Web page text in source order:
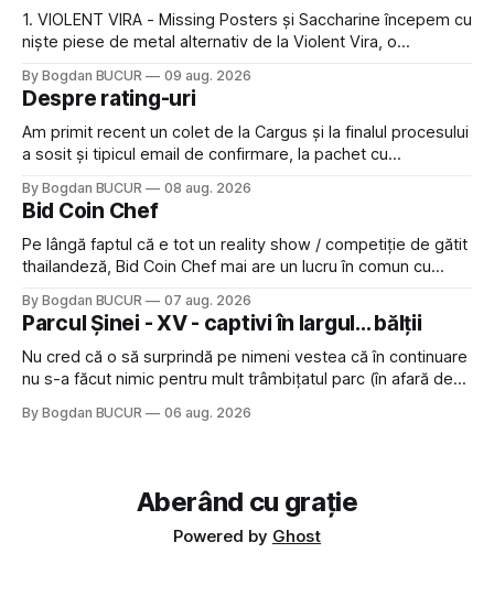
1. VIOLENT VIRA - Missing Posters și Saccharine începem cu
niște piese de metal alternativ de la Violent Vira, o
acest gen. E genul de muzică pe care îl ascultam cu plăcere
acum 15-20 de ani și mă bucur să văd
By Bogdan BUCUR 09 aug. 2026
Despre rating-uri
Am primit recent un colet de la Cargus și la finalul procesului
a sosit și tipicul email de confirmare, la pachet cu
feedback-ului și eram în toate bune, de data asta am dat
click să le las un rating. Un 5
By Bogdan BUCUR 08 aug. 2026
Bid Coin Chef
Pe lângă faptul că e tot un reality show / competiție de gătit
thailandeză, Bid Coin Chef mai are un lucru în comun cu
lăsat rece la prima vedere, după care m-a făcut să mă
îndrăgostesc de el. Nu mi-a plăcut faptul
By Bogdan BUCUR 07 aug. 2026
Parcul Șinei - XV - captivi în largul... bălții
Nu cred că o să surprindă pe nimeni vestea că în continuare
nu s-a făcut nimic pentru mult trâmbițatul parc (în afară de
timp pui și latră prin gard la lumea care trece prin zonă). Am
By Bogdan BUCUR 06 aug. 2026
Aberând cu grație
Powered by Ghost